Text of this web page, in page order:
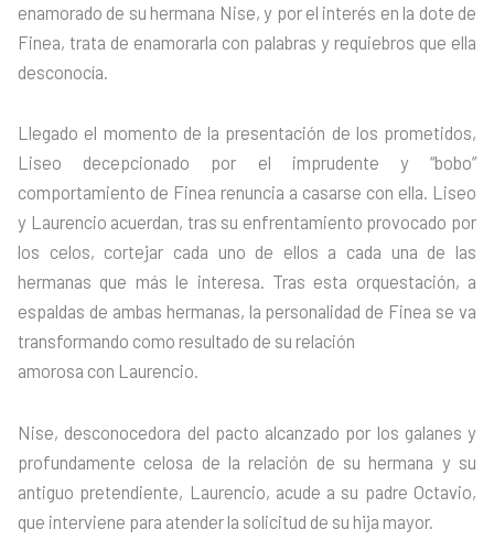
enamorado de su hermana Nise, y por el interés en la dote de
Finea, trata de enamorarla con palabras y requiebros que ella
desconocía.
Llegado el momento de la presentación de los prometidos,
Liseo decepcionado por el imprudente y “bobo”
comportamiento de Finea renuncia a casarse con ella. Liseo
y Laurencio acuerdan, tras su enfrentamiento provocado por
los celos, cortejar cada uno de ellos a cada una de las
hermanas que más le interesa. Tras esta orquestación, a
espaldas de ambas hermanas, la personalidad de Finea se va
transformando como resultado de su relación
amorosa con Laurencio.
Nise, desconocedora del pacto alcanzado por los galanes y
profundamente celosa de la relación de su hermana y su
antiguo pretendiente, Laurencio, acude a su padre Octavio,
que interviene para atender la solicitud de su hija mayor.